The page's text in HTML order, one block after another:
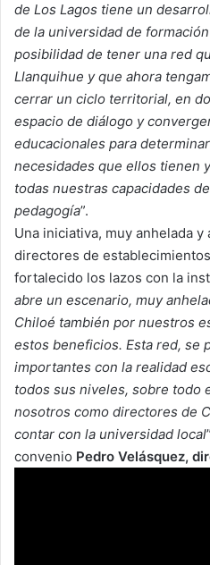
de Los Lagos tiene un
de la universidad de
posibilidad de tener una red
Llanquihue y que ahora
cerrar un ciclo territorial, en
espacio de diálogo y
educacionales para
necesidades que ellos tienen
todas nuestras capacidades
pedagogía”.
Una iniciativa, muy anhelada y
directores de
fortalecido los lazos con la
abre un escenario, muy
Chiloé también por nuestros
estos beneficios. Esta red, se
importantes con la realidad
todos sus niveles, sobre todo
nosotros como directores de
contar con la universidad local
convenio Pedro Velásquez,